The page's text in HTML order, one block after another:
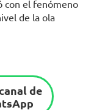
con el fenómeno
de la ola
de